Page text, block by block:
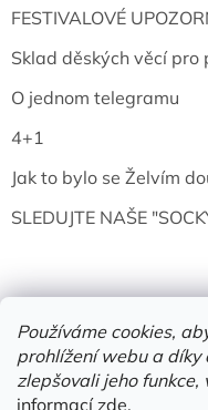
Používáme cookies,
prohlížení webu a díky
zlepšovali jeho funkce,
informacízde.
FESTIVALOVÉ
Sklad děských věcí pro
O jednom telegramu
4+1
Jak to bylo se Želvím
SLEDUJTE NAŠE